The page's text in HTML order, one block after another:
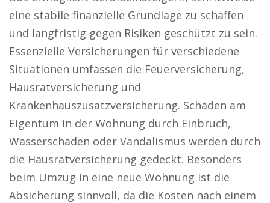
eine stabile finanzielle Grundlage zu schaffen
und langfristig gegen Risiken geschützt zu sein.
Essenzielle Versicherungen für verschiedene
Situationen umfassen die Feuerversicherung,
Hausratversicherung und
Krankenhauszusatzversicherung. Schäden am
Eigentum in der Wohnung durch Einbruch,
Wasserschäden oder Vandalismus werden durch
die Hausratversicherung gedeckt. Besonders
beim Umzug in eine neue Wohnung ist die
Absicherung sinnvoll, da die Kosten nach einem